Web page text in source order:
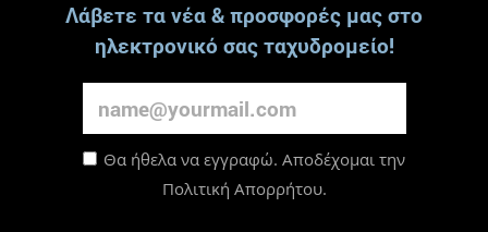
Λάβετε τα νέα & προσφορές μας στο
ηλεκτρονικό σας ταχυδρομείο!
Θα ήθελα να εγγραφώ. Αποδέχομαι την
Πολιτική Απορρήτου.